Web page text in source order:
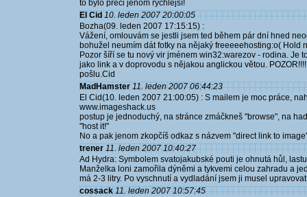
to bylo přeci jenom rychlejší!
El Cid 10. leden 2007 20:00:05
Bozha(09. leden 2007 17:15:15) :
Vážení, omlouvám se jestli jsem ted během pár dní hned
bohužel neumím dát fotky na nějaký freeeeehosting:o( Hold
Pozor šíří se tu nový vir jménem win32:warezov - rodina. Je
jako link a v doprovodu s nějakou anglickou větou.
pošlu.Cid
MadHamster 11. leden 2007 06:44:23
El Cid(10. leden 2007 21:00:05) : S mailem je moc práce,
www.imageshack.us
postup je jednoduchý, na stránce zmáčkneš "browse", na
"host it!"
No a pak jenom zkopčíš odkaz s názvem "direct link to
trener 11. leden 2007 10:40:27
Ad Hydra: Symbolem svatojakubské pouti je ohnutá hůl,
Manželka loni zamořila dýněmi a tykvemi celou zahradu a
má 2-3 litry. Po vyschnutí a vydladání jsem ji musel
cossack 11. leden 2007 10:57:45